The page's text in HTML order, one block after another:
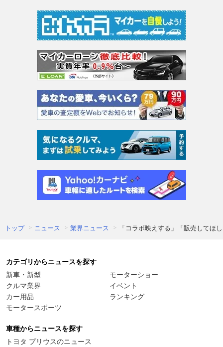
トップ ニュース 業界ニュース 「コラボ映えする」「販売して
カテゴリからニュースを探す
新車・新型
クルマ業界
カー用品
モータースポーツ
モーターショー
イベント
ランキング
車種からニュースを探す
トヨタ プリウスのニュース